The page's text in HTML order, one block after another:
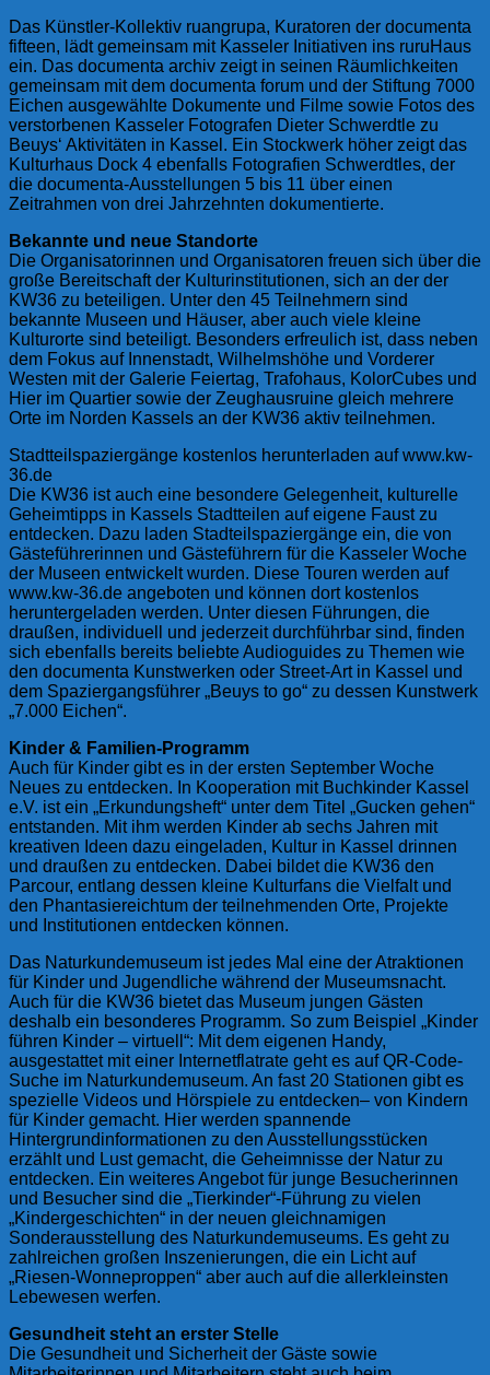
Das Künstler-Kollektiv ruangrupa, Kuratoren der documenta
fifteen, lädt gemeinsam mit Kasseler Initiativen ins ruruHaus
ein. Das documenta archiv zeigt in seinen Räumlichkeiten
gemeinsam mit dem documenta forum und der Stiftung 7000
Eichen ausgewählte Dokumente und Filme sowie Fotos des
verstorbenen Kasseler Fotografen Dieter Schwerdtle zu
Beuys‘ Aktivitäten in Kassel. Ein Stockwerk höher zeigt das
Kulturhaus Dock 4 ebenfalls Fotografien Schwerdtles, der
die documenta-Ausstellungen 5 bis 11 über einen
Zeitrahmen von drei Jahrzehnten dokumentierte.
Bekannte und neue Standorte
Die Organisatorinnen und Organisatoren freuen sich über die
große Bereitschaft der Kulturinstitutionen, sich an der der
KW36 zu beteiligen. Unter den 45 Teilnehmern sind
bekannte Museen und Häuser, aber auch viele kleine
Kulturorte sind beteiligt. Besonders erfreulich ist, dass neben
dem Fokus auf Innenstadt, Wilhelmshöhe und Vorderer
Westen mit der Galerie Feiertag, Trafohaus, KolorCubes und
Hier im Quartier sowie der Zeughausruine gleich mehrere
Orte im Norden Kassels an der KW36 aktiv teilnehmen.
Stadtteilspaziergänge kostenlos herunterladen auf www.kw-
36.de
Die KW36 ist auch eine besondere Gelegenheit, kulturelle
Geheimtipps in Kassels Stadtteilen auf eigene Faust zu
entdecken. Dazu laden Stadteilspaziergänge ein, die von
Gästeführerinnen und Gästeführern für die Kasseler Woche
der Museen entwickelt wurden. Diese Touren werden auf
www.kw-36.de angeboten und können dort kostenlos
heruntergeladen werden. Unter diesen Führungen, die
draußen, individuell und jederzeit durchführbar sind, finden
sich ebenfalls bereits beliebte Audioguides zu Themen wie
den documenta Kunstwerken oder Street-Art in Kassel und
dem Spaziergangsführer „Beuys to go“ zu dessen Kunstwerk
„7.000 Eichen“.
Kinder & Familien-Programm
Auch für Kinder gibt es in der ersten September Woche
Neues zu entdecken. In Kooperation mit Buchkinder Kassel
e.V. ist ein „Erkundungsheft“ unter dem Titel „Gucken gehen“
entstanden. Mit ihm werden Kinder ab sechs Jahren mit
kreativen Ideen dazu eingeladen, Kultur in Kassel drinnen
und draußen zu entdecken. Dabei bildet die KW36 den
Parcour, entlang dessen kleine Kulturfans die Vielfalt und
den Phantasiereichtum der teilnehmenden Orte, Projekte
und Institutionen entdecken können.
Das Naturkundemuseum ist jedes Mal eine der Atraktionen
für Kinder und Jugendliche während der Museumsnacht.
Auch für die KW36 bietet das Museum jungen Gästen
deshalb ein besonderes Programm. So zum Beispiel „Kinder
führen Kinder – virtuell“: Mit dem eigenen Handy,
ausgestattet mit einer Internetflatrate geht es auf QR-Code-
Suche im Naturkundemuseum. An fast 20 Stationen gibt es
spezielle Videos und Hörspiele zu entdecken– von Kindern
für Kinder gemacht. Hier werden spannende
Hintergrundinformationen zu den Ausstellungsstücken
erzählt und Lust gemacht, die Geheimnisse der Natur zu
entdecken. Ein weiteres Angebot für junge Besucherinnen
und Besucher sind die „Tierkinder“-Führung zu vielen
„Kindergeschichten“ in der neuen gleichnamigen
Sonderausstellung des Naturkundemuseums. Es geht zu
zahlreichen großen Inszenierungen, die ein Licht auf
„Riesen-Wonneproppen“ aber auch auf die allerkleinsten
Lebewesen werfen.
Gesundheit steht an erster Stelle
Die Gesundheit und Sicherheit der Gäste sowie